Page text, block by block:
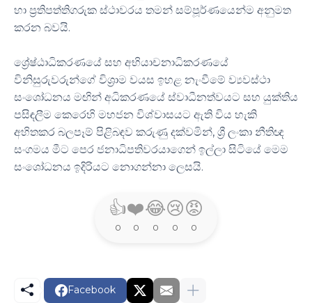
හා ප්‍රතිපත්තිගරුක ස්ථාවරය තමන් සම්පූර්ණයෙන්ම අනුමත
කරන බවයි.
ශ්‍රේෂ්ඨාධිකරණයේ සහ අභියාචනාධිකරණයේ
විනිසුරුවරුන්ගේ විශ්‍රාම වයස ඉහළ නැංවීමේ ව්‍යවස්ථා
සංශෝධනය මඟින් අධිකරණයේ ස්වාධීනත්වයට සහ යුක්තිය
පසිඳලීම කෙරෙහි මහජන විශ්වාසයට ඇති විය හැකි
අහිතකර බලපෑම් පිළිබඳව කරුණු දක්වමින්, ශ්‍රී ලංකා නීතිඥ
සංගමය මීට පෙර ජනාධිපතිවරයාගෙන් ඉල්ලා සිටියේ මෙම
සංශෝධනය ඉදිරියට නොගන්නා ලෙසයි.
👍
0
❤️
0
😂
0
😢
0
😡
0
Facebook